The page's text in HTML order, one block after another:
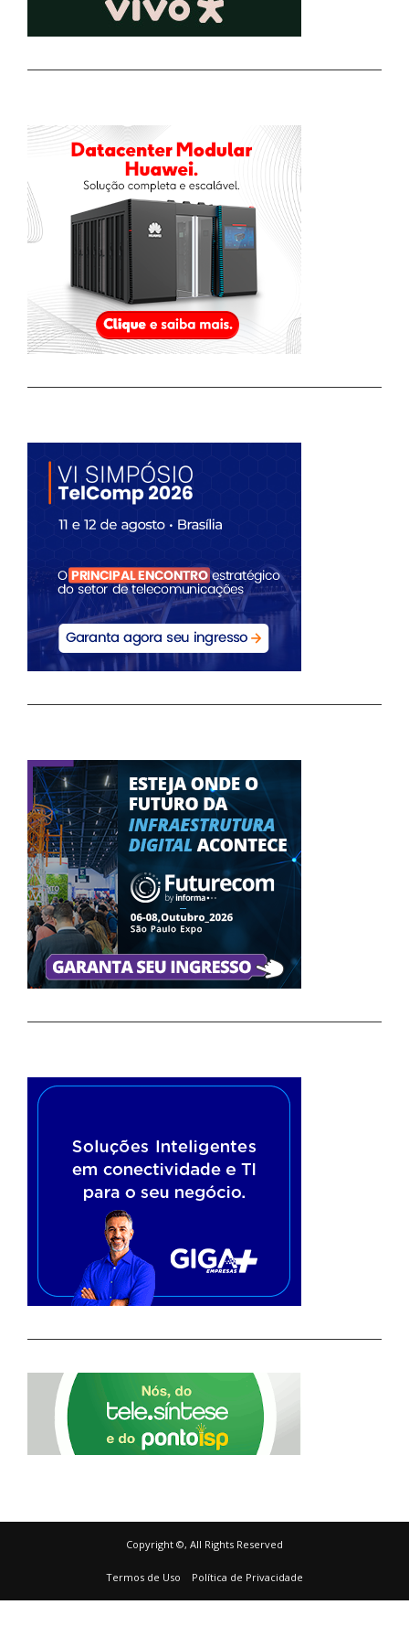
Copyright ©, All Rights Reserved
Termos de Uso Política de Privacidade